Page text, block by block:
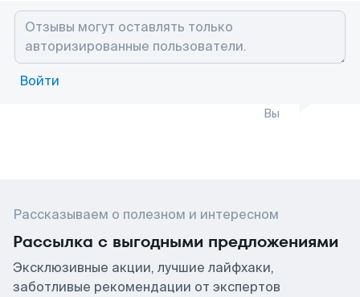
Войти
Вы
Рассказываем о полезном и интересном
Рассылка с выгодными предложениями
Эксклюзивные акции, лучшие лайфхаки,
заботливые рекомендации от экспертов